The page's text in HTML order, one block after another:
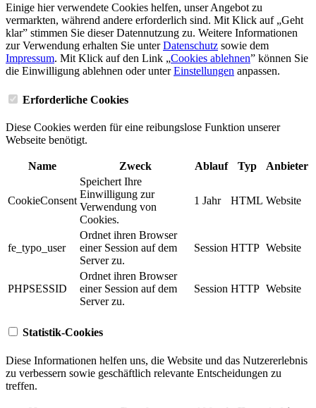
Einige hier verwendete Cookies helfen, unser Angebot zu
vermarkten, während andere erforderlich sind. Mit Klick auf „Geht
klar” stimmen Sie dieser Datennutzung zu. Weitere Informationen
zur Verwendung erhalten Sie unterDatenschutz sowie dem
Impressum. Mit Klick auf den Link „Cookies ablehnen” können Sie
die Einwilligung ablehnen oder unterEinstellungen anpassen.
Erforderliche Cookies
Diese Cookies werden für eine reibungslose Funktion unserer
Webseite benötigt.
Name Zweck Ablauf Typ Anbieter
CookieConsent
Speichert Ihre
Einwilligung zur
Verwendung von
Cookies.
1 Jahr HTML Website
fe_typo_user
Ordnet ihren Browser
einer Session auf dem
Server zu.
Session HTTP Website
PHPSESSID
Ordnet ihren Browser
einer Session auf dem
Server zu.
Session HTTP Website
Statistik-Cookies
Diese Informationen helfen uns, die Website und das Nutzererlebnis
zu verbessern sowie geschäftlich relevante Entscheidungen zu
treffen.